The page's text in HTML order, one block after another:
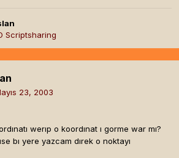
Scriptsharing
23, 2003
werıp o koordınat ı gorme war mı?
bı yere yazcam dırek o noktayı